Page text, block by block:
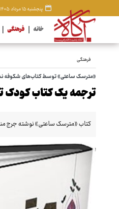
پنجشنبه ۱۵ مرداد ۱۴۰۵
خانه فرهنگی
فرهنگی
«مترسک ساعتی» توسط کتاب‌های شکوفه
ترجمه یک کتاب کودک
کتاب «مترسک ساعتی» نوشته جرج